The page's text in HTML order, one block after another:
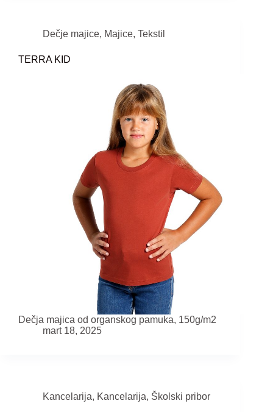
Dečje majice, Majice, Tekstil
TERRA KID
Dečja majica od organskog pamuka, 150g/m2
mart 18, 2025
Kancelarija, Kancelarija, Školski pribor